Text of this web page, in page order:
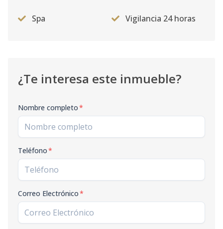
Spa Vigilancia 24 horas
¿Te interesa este inmueble?
Nombre completo*
Teléfono*
Correo Electrónico*